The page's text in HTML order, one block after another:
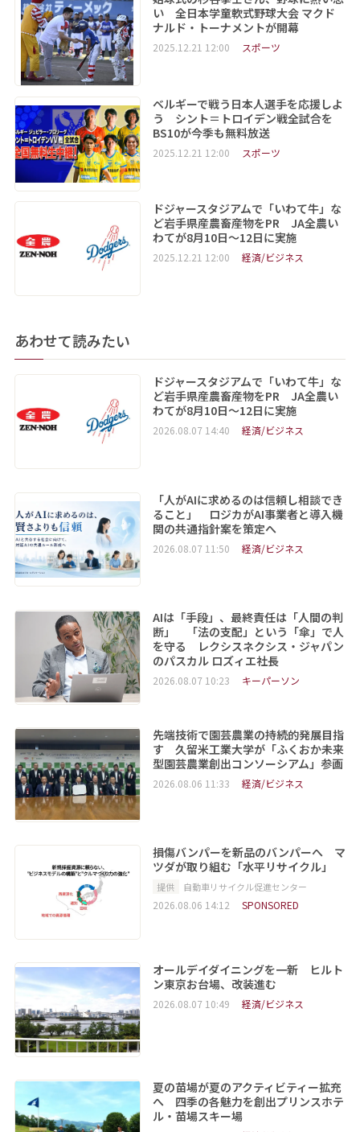
い 全日本学童軟式野球大会 マクド
ナルド・トーナメントが開幕
2025.12.21 12:00 スポーツ
ベルギーで戦う日本人選手を応援しよ
う シント＝トロイデン戦全試合を
BS10が今季も無料放送
2025.12.21 12:00 スポーツ
ドジャースタジアムで「いわて牛」な
ど岩手県産農畜産物をPR JA全農い
わてが8月10日～12日に実施
2025.12.21 12:00 経済/ビジネス
あわせて読みたい
ドジャースタジアムで「いわて牛」な
ど岩手県産農畜産物をPR JA全農い
わてが8月10日～12日に実施
2026.08.07 14:40 経済/ビジネス
「人がAIに求めるのは信頼し相談でき
ること」 ロジカがAI事業者と導入機
関の共通指針案を策定へ
2026.08.07 11:50 経済/ビジネス
AIは「手段」、最終責任は「人間の判
断」 「法の支配」という「傘」で人
を守る レクシスネクシス・ジャパン
のパスカル ロズィエ社長
2026.08.07 10:23 キーパーソン
先端技術で園芸農業の持続的発展目指
す 久留米工業大学が「ふくおか未来
型園芸農業創出コンソーシアム」参画
2026.08.06 11:33 経済/ビジネス
損傷バンパーを新品のバンパーへ マ
ツダが取り組む「水平リサイクル」
提供 自動車リサイクル促進センター
2026.08.06 14:12 SPONSORED
オールデイダイニングを一新 ヒルト
ン東京お台場、改装進む
2026.08.07 10:49 経済/ビジネス
夏の苗場が夏のアクティビティー拡充
へ 四季の各魅力を創出プリンスホテ
ル・苗場スキー場